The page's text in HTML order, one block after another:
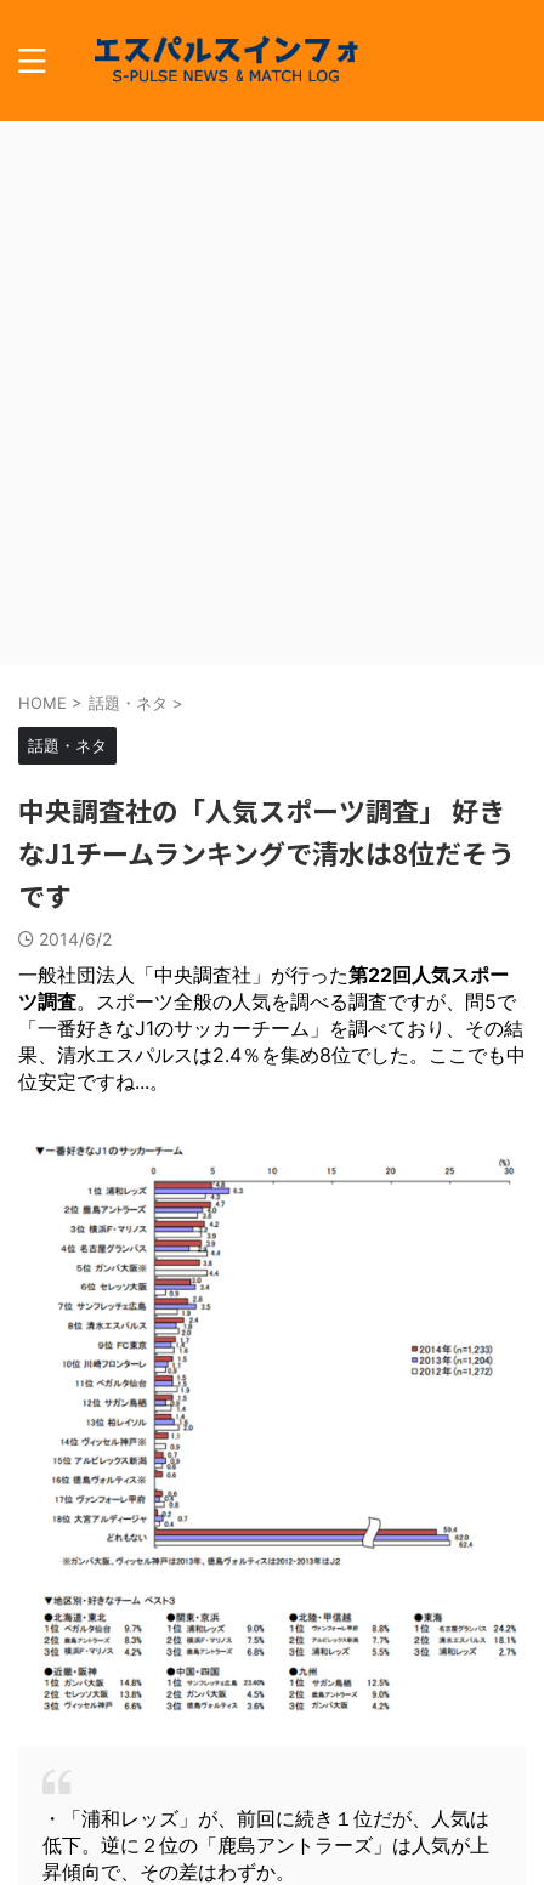
HOME > 話題・ネタ >
話題・ネタ
中央調査社の「人気スポーツ調査」 好き
なJ1チームランキングで清水は8位だそう
です
2014/6/2
一般社団法人「中央調査社」が行った第22回人気スポー
ツ調査。スポーツ全般の人気を調べる調査ですが、問5で
「一番好きなJ1のサッカーチーム」を調べており、その結
果、清水エスパルスは2.4％を集め8位でした。ここでも中
位安定ですね...。
・「浦和レッズ」が、前回に続き１位だが、人気は
低下。逆に２位の「鹿島アントラーズ」は人気が上
昇傾向で、その差はわずか。